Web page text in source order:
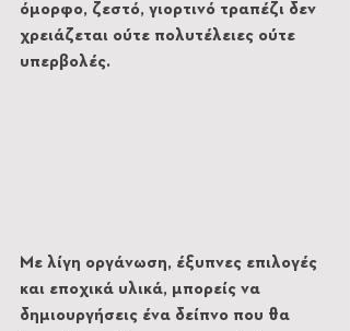
όμορφο, ζεστό, γιορτινό τραπέζι δεν
χρειάζεται ούτε πολυτέλειες ούτε
υπερβολές.
Με λίγη οργάνωση, έξυπνες επιλογές
και εποχικά υλικά, μπορείς να
δημιουργήσεις ένα δείπνο που θα